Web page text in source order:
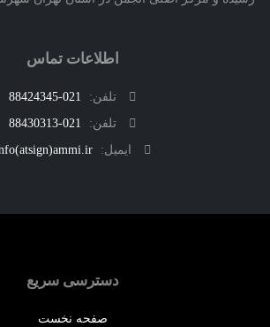
اطلاعات تماس
تلفن:
021-88424345
تلفن:
021-88430313
ایمیل:
info(atsign)ammi.ir
دسترسی سریع
صفحه نخست